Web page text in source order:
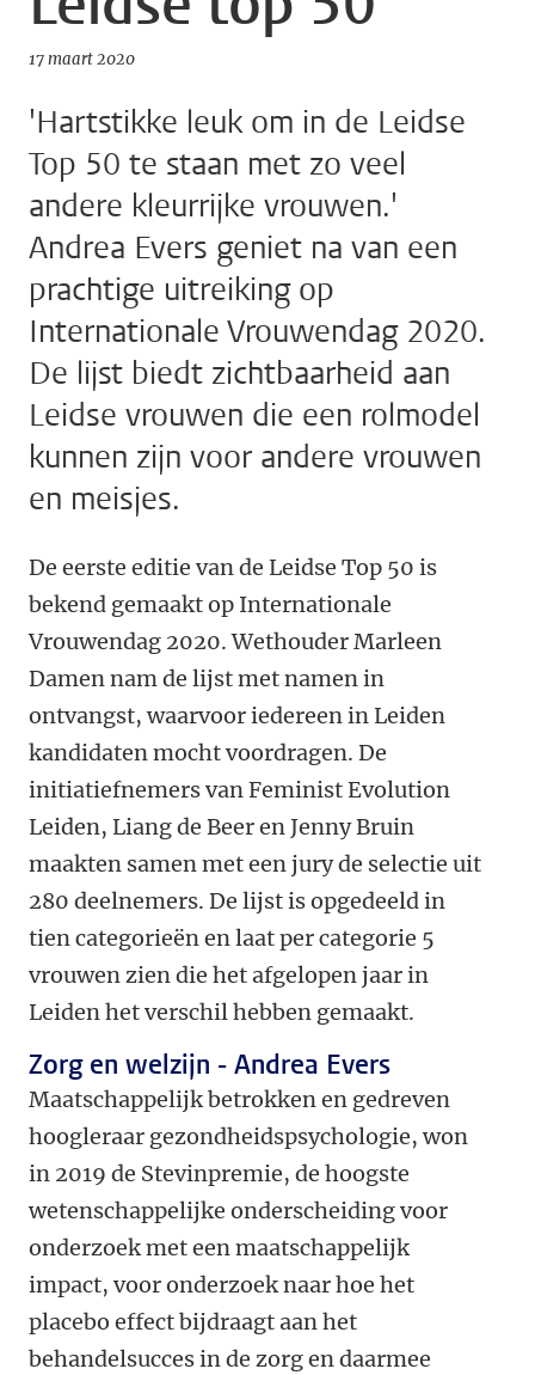
17 maart 2020
'Hartstikke leuk om in de Leidse
Top 50 te staan met zo veel
andere kleurrijke vrouwen.'
Andrea Evers geniet na van een
prachtige uitreiking op
Internationale Vrouwendag 2020.
De lijst biedt zichtbaarheid aan
Leidse vrouwen die een rolmodel
kunnen zijn voor andere vrouwen
en meisjes.
De eerste editie van de Leidse Top 50 is
bekend gemaakt op Internationale
Vrouwendag 2020. Wethouder Marleen
Damen nam de lijst met namen in
ontvangst, waarvoor iedereen in Leiden
kandidaten mocht voordragen. De
initiatiefnemers van Feminist Evolution
Leiden, Liang de Beer en Jenny Bruin
maakten samen met een jury de selectie uit
280 deelnemers. De lijst is opgedeeld in
tien categorieën en laat per categorie 5
vrouwen zien die het afgelopen jaar in
Leiden het verschil hebben gemaakt.
Zorg en welzijn - Andrea Evers
Maatschappelijk betrokken en gedreven
hoogleraar gezondheidspsychologie, won
in 2019 de Stevinpremie, de hoogste
wetenschappelijke onderscheiding voor
onderzoek met een maatschappelijk
impact, voor onderzoek naar hoe het
placebo effect bijdraagt aan het
behandelsucces in de zorg en daarmee